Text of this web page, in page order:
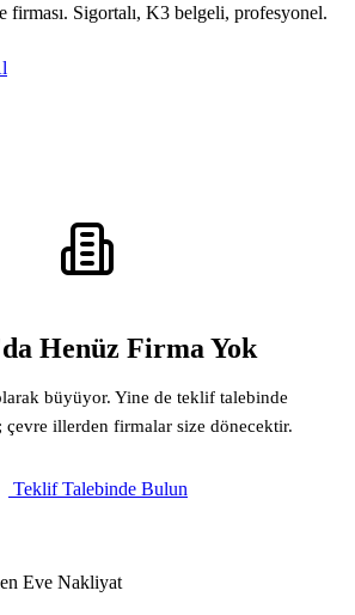
firması. Sigortalı, K3 belgeli, profesyonel.
Henüz Firma Yok
büyüyor. Yine de teklif talebinde
illerden firmalar size dönecektir.
Teklif Talebinde Bulun
Eve Nakliyat